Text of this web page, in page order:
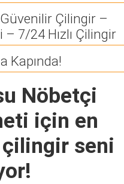
Çilingir –
7/24 Hızlı Çilingir
Kapında!
Nöbetçi
için en
seni